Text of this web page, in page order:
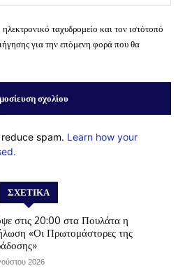
ταχυδρομείο και τον ιστότοπό
για την επόμενη φορά που θα
spam. Learn how your
ΣΧΕΤΙΚΆ
στις 20:00 στα Πουλάτα η
«Οι Πρωτομάστορες της
2026